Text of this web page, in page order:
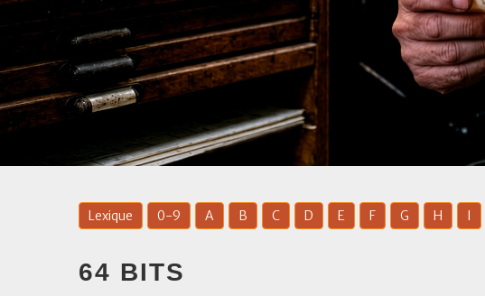
Lexique 0-9 A B C D E F G H I
64 BITS